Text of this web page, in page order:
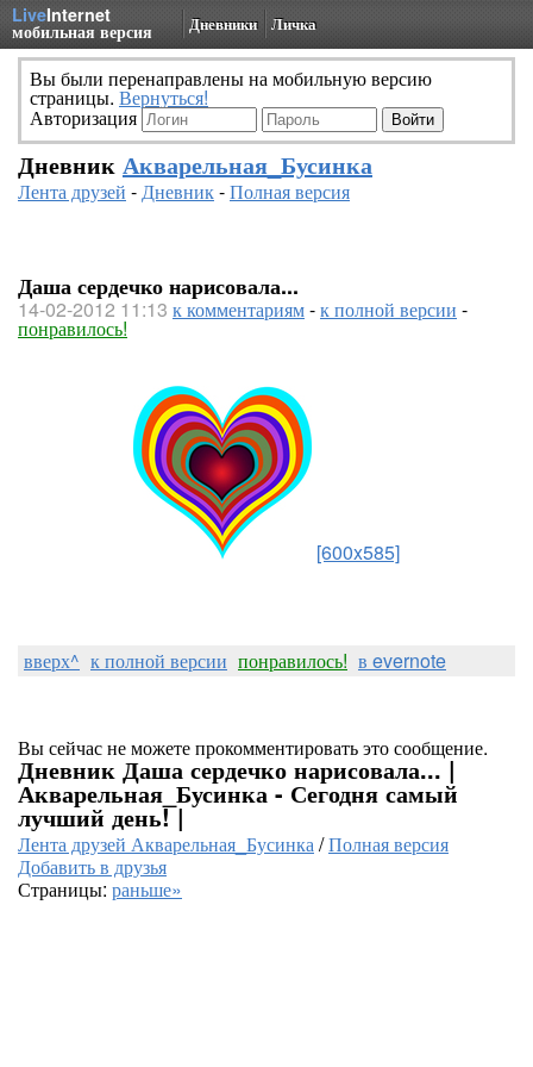
LiveInternet
мобильная версия Дневники Личка
Вы были перенаправлены на мобильную версию
страницы. Вернуться!
Авторизация
Дневник Акварельная_Бусинка
Лента друзей -Дневник-Полная версия
Даша сердечко нарисовала...
14-02-2012 11:13 к комментариям-к полной версии -
понравилось!
[600x585]
вверх^ к полной версии понравилось! в evernote
Вы сейчас не можете прокомментировать это сообщение.
Дневник Даша сердечко нарисовала... |
Акварельная_Бусинка - Сегодня самый
лучший день! |
Лента друзей Акварельная_Бусинка/Полная версия
Добавить в друзья
Страницы: раньше»